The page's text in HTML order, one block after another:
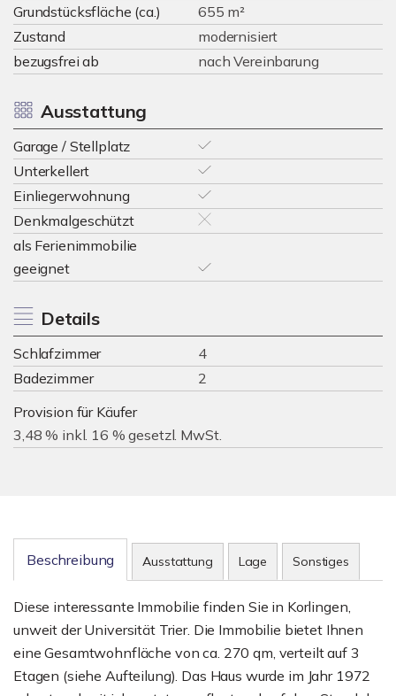
Grundstücksfläche (ca.)
655 m²
Zustand
modernisiert
bezugsfrei ab
nach Vereinbarung
Ausstattung
Garage / Stellplatz
Unterkellert
Einliegerwohnung
Denkmalgeschützt
als Ferienimmobilie
geeignet
Details
Schlafzimmer
4
Badezimmer
2
Provision für Käufer
3,48 % inkl. 16 % gesetzl. MwSt.
Beschreibung Ausstattung Lage Sonstiges
Diese interessante Immobilie finden Sie in Korlingen,
unweit der Universität Trier. Die Immobilie bietet Ihnen
eine Gesamtwohnfläche von ca. 270 qm, verteilt auf 3
Etagen (siehe Aufteilung). Das Haus wurde im Jahr 1972